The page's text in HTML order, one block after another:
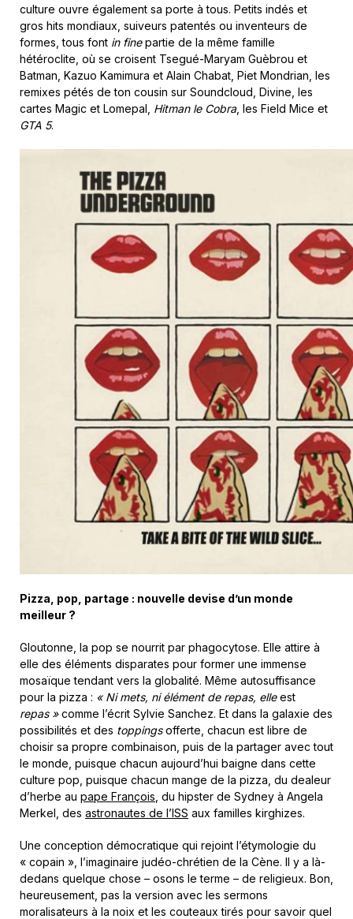
culture ouvre également sa porte à tous. Petits indés et
gros hits mondiaux, suiveurs patentés ou inventeurs de
formes, tous font in finepartie de la même famille
hétéroclite, où se croisent Tsegué-Maryam Guèbrou et
Batman, Kazuo Kamimura et Alain Chabat, Piet Mondrian, les
remixes pétés de ton cousin sur Soundcloud, Divine, les
cartes Magic et Lomepal, Hitman le Cobra, les Field Mice et
GTA 5.
Pizza, pop, partage : nouvelle devise d’un monde
meilleur ?
Gloutonne, la pop se nourrit par phagocytose. Elle attire à
elle des éléments disparates pour former une immense
mosaïque tendant vers la globalité. Même autosuffisance
pour la pizza : « Ni mets, ni élément de repas, elleest
repas »comme l’écrit Sylvie Sanchez. Et dans la galaxie des
possibilités et des toppingsofferte, chacun est libre de
choisir sa propre combinaison, puis de la partager avec tout
le monde, puisque chacun aujourd’hui baigne dans cette
culture pop, puisque chacun mange de la pizza, du dealeur
d’herbe au pape François , du hipster de Sydney à Angela
Merkel, des astronautes de l’ISS aux familles kirghizes.
Une conception démocratique qui rejoint l’étymologie du
« copain », l’imaginaire judéo-chrétien de la Cène. Il y a là-
dedans quelque chose – osons le terme – de religieux. Bon,
heureusement, pas la version avec les sermons
moralisateurs à la noix et les couteaux tirés pour savoir quel